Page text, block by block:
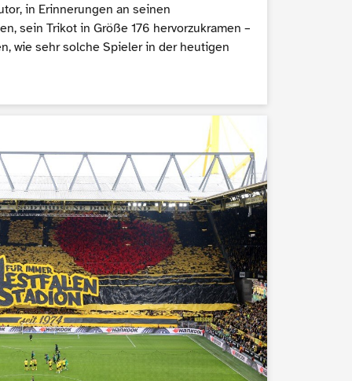
in Erinnerungen an seinen
sein Trikot in Größe 176 hervorzukramen –
wie sehr solche Spieler in der heutigen